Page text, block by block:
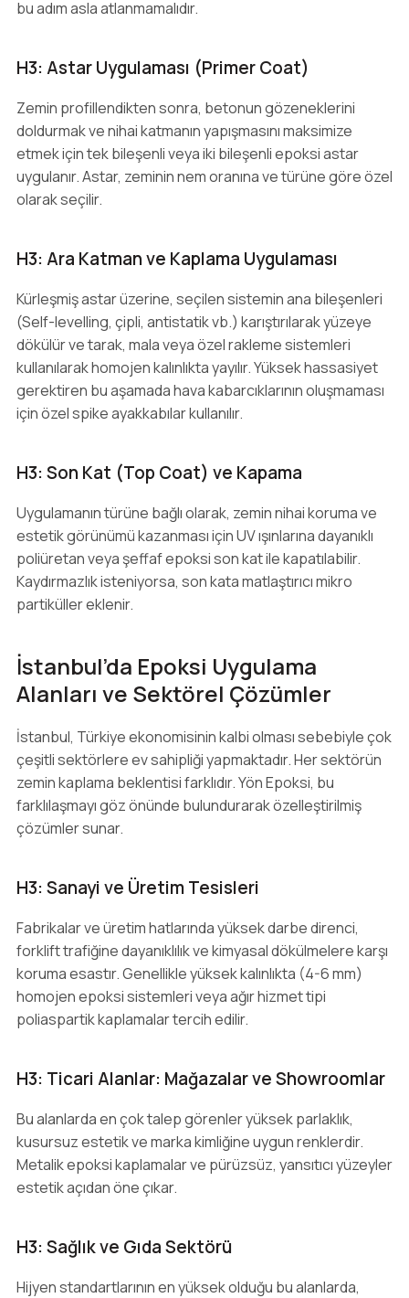
bu adım asla atlanmamalıdır.
H3: Astar Uygulaması (Primer Coat)
Zemin profillendikten sonra, betonun gözeneklerini
doldurmak ve nihai katmanın yapışmasını maksimize
etmek için tek bileşenli veya iki bileşenli epoksi astar
uygulanır. Astar, zeminin nem oranına ve türüne göre özel
olarak seçilir.
H3: Ara Katman ve Kaplama Uygulaması
Kürleşmiş astar üzerine, seçilen sistemin ana bileşenleri
(Self-levelling, çipli, antistatik vb.) karıştırılarak yüzeye
dökülür ve tarak, mala veya özel rakleme sistemleri
kullanılarak homojen kalınlıkta yayılır. Yüksek hassasiyet
gerektiren bu aşamada hava kabarcıklarının oluşmaması
için özel spike ayakkabılar kullanılır.
H3: Son Kat (Top Coat) ve Kapama
Uygulamanın türüne bağlı olarak, zemin nihai koruma ve
estetik görünümü kazanması için UV ışınlarına dayanıklı
poliüretan veya şeffaf epoksi son kat ile kapatılabilir.
Kaydırmazlık isteniyorsa, son kata matlaştırıcı mikro
partiküller eklenir.
İstanbul’da Epoksi Uygulama
Alanları ve Sektörel Çözümler
İstanbul, Türkiye ekonomisinin kalbi olması sebebiyle çok
çeşitli sektörlere ev sahipliği yapmaktadır. Her sektörün
zemin kaplama beklentisi farklıdır. Yön Epoksi, bu
farklılaşmayı göz önünde bulundurarak özelleştirilmiş
çözümler sunar.
H3: Sanayi ve Üretim Tesisleri
Fabrikalar ve üretim hatlarında yüksek darbe direnci,
forklift trafiğine dayanıklılık ve kimyasal dökülmelere karşı
koruma esastır. Genellikle yüksek kalınlıkta (4-6 mm)
homojen epoksi sistemleri veya ağır hizmet tipi
poliaspartik kaplamalar tercih edilir.
H3: Ticari Alanlar: Mağazalar ve Showroomlar
Bu alanlarda en çok talep görenler yüksek parlaklık,
kusursuz estetik ve marka kimliğine uygun renklerdir.
Metalik epoksi kaplamalar ve pürüzsüz, yansıtıcı yüzeyler
estetik açıdan öne çıkar.
H3: Sağlık ve Gıda Sektörü
Hijyen standartlarının en yüksek olduğu bu alanlarda,